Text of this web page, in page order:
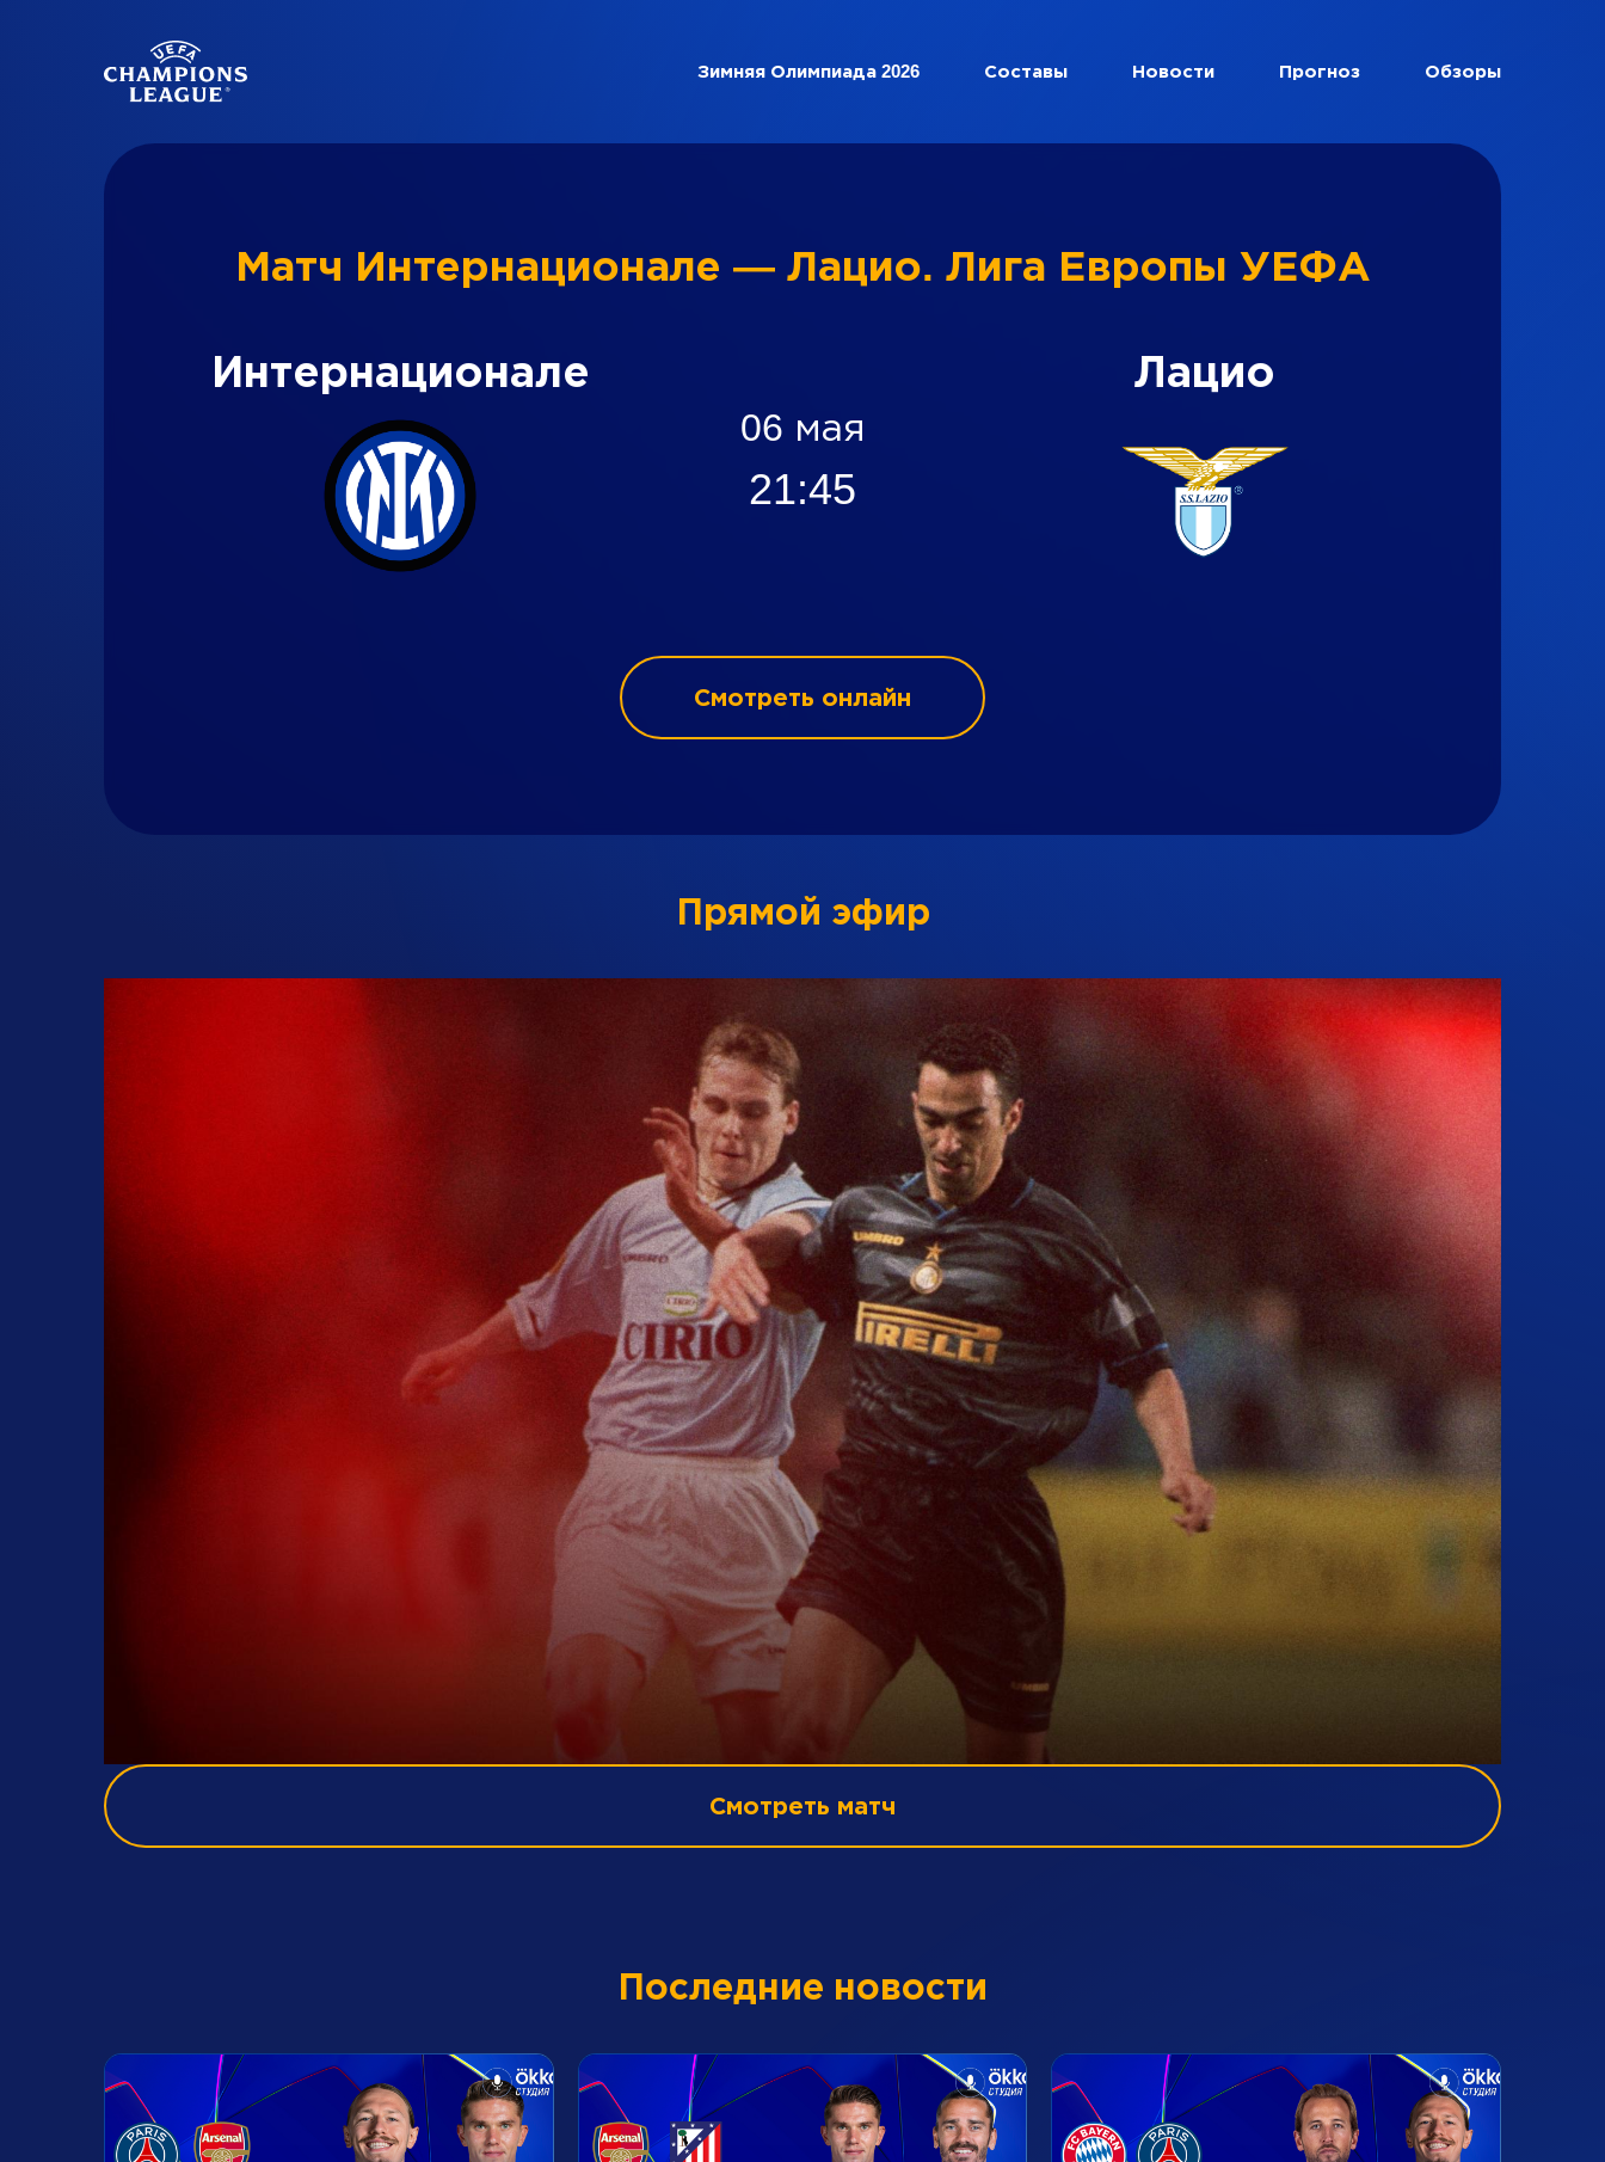
Зимняя Олимпиада 2026 Составы Новости Прогноз Обзоры
Матч Интернационале — Лацио. Лига Европы УЕФА
Интернационале
06 мая
21:45
Лацио
Смотреть онлайн
Прямой эфир
Смотреть матч
Последние новости